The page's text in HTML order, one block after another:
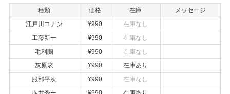
種類 価格 在庫
メッセージ
江戸川コナン
¥990
在庫なし
工藤新一
¥990
在庫なし
毛利蘭
¥990
在庫なし
灰原哀
¥990
在庫あり
服部平次
¥990
在庫なし